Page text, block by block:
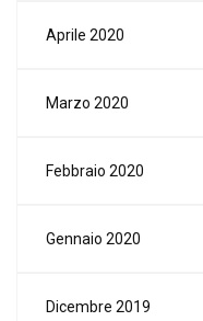
Aprile 2020
Marzo 2020
Febbraio 2020
Gennaio 2020
Dicembre 2019